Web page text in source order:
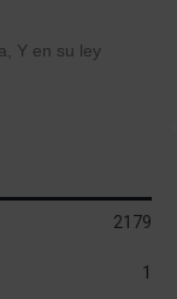
Y en su ley
2179
1